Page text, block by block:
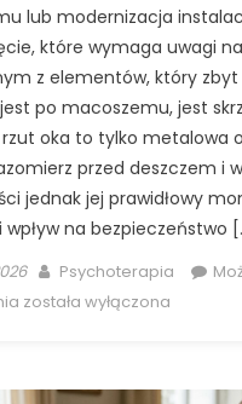
lub modernizacja
które wymaga uwagi
z elementów, który
po macoszemu, jest
rzut oka to tylko metalowa
przed deszczem i
jednak jej prawidłowy
wpływ na bezpieczeństwo
Author
Psychoterapia
Montaż
została wyłączona